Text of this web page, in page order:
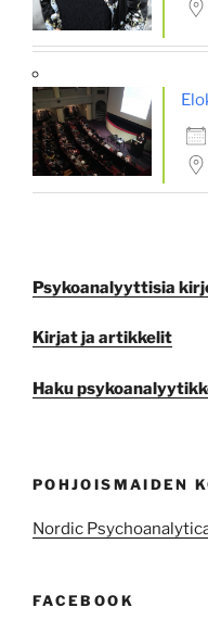
Psykoanalyyttisia
Kirjat ja artikkelit
Haku
POHJOISMAIDEN
Nordic
FACEBOOK